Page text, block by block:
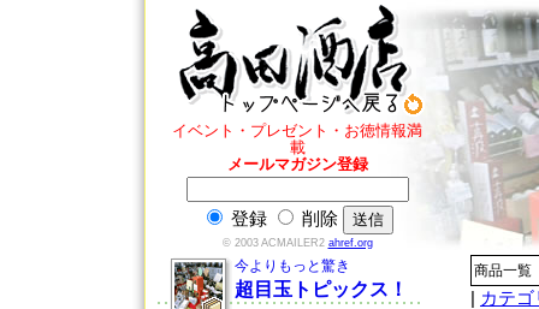
イベント・プレゼント・お徳情報満
載
メールマガジン登録
登録 削除
© 2003 ACMAILER2 ahref.org
今よりもっと驚き
超目玉トピックス！
商品一覧
カテ